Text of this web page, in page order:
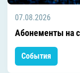
07.08.2026
Абонементы на
События